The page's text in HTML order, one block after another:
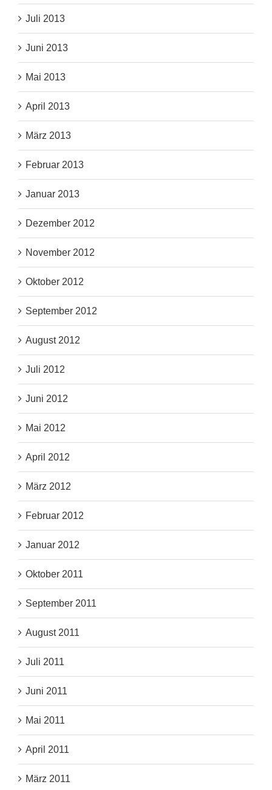
Juli 2013
Juni 2013
Mai 2013
April 2013
März 2013
Februar 2013
Januar 2013
Dezember 2012
November 2012
Oktober 2012
September 2012
August 2012
Juli 2012
Juni 2012
Mai 2012
April 2012
März 2012
Februar 2012
Januar 2012
Oktober 2011
September 2011
August 2011
Juli 2011
Juni 2011
Mai 2011
April 2011
März 2011